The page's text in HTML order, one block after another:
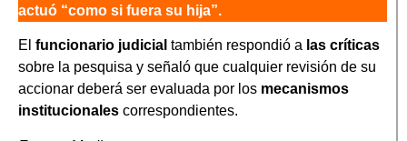
actuó “como si fuera su hija”.
El funcionario judicial también respondió a las críticas
sobre la pesquisa y señaló que cualquier revisión de su
accionar deberá ser evaluada por los mecanismos
institucionales correspondientes.